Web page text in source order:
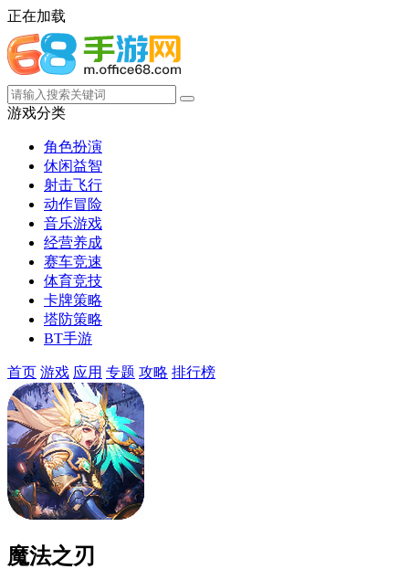
正在加载
游戏分类
角色扮演
休闲益智
射击飞行
动作冒险
音乐游戏
经营养成
赛车竞速
体育竞技
卡牌策略
塔防策略
BT手游
首页 游戏 应用 专题 攻略 排行榜
魔法之刃